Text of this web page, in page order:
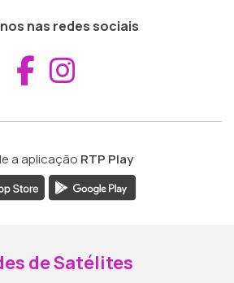
nas redes sociais
Aceder ao
a aplicação RTP Play
de Satélites